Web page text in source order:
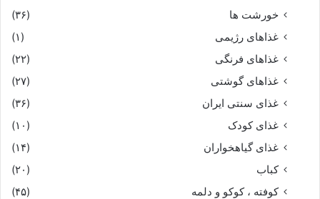
خورشت ها
(۳۶)
غذاهای رژیمی
(۱)
غذاهای فرنگی
(۲۲)
غذاهای گوشتی
(۲۷)
غذای سنتی ایران
(۳۶)
غذای کودک
(۱۰)
غذای گیاهخواران
(۱۴)
کباب
(۲۰)
کوفته ، کوکو و دلمه
(۴۵)